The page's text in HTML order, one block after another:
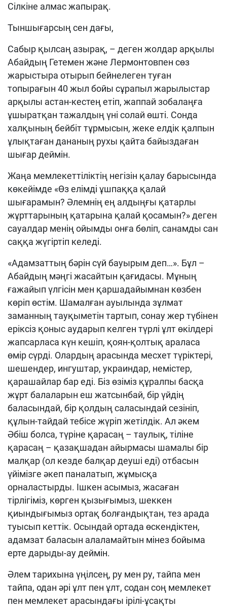
Сілкіне алмас жапырақ.
Тыншығарсың сен дағы,
Сабыр қылсаң азырақ, – деген жолдар арқылы
Абайдың Гетемен және Лермонтовпен сөз
жарыстыра отырып бейнелеген туған
топырағын 40 жыл бойы сұрапыл жарылыстар
арқылы астан-кестең етіп, жаппай зобалаңға
ұшыратқан тажалдың үні солай өшті. Сонда
халқының бейбіт тұрмысын, жеке елдік қалпын
ұлықтаған дананың рухы қайта байыздаған
шығар деймін.
Жаңа мемлекеттіліктің негізін қалау барысында
көкейімде «Өз елімді ұшпаққа қалай
шығарамын? Әлемнің ең алдыңғы қатарлы
жұрттарының қатарына қалай қосамын?» деген
сауалдар менің ойымды онға бөліп, санамды сан
саққа жүгіртіп келеді.
«Адамзаттың бәрін сүй бауырым деп…». Бұл –
Абайдың мәңгі жасайтын қағидасы. Мұның
ғажайып үлгісін мен қаршадайымнан көзбен
көріп өстім. Шамалған ауылында зұлмат
заманның тауқыметін тартып, сонау жер түбінен
еріксіз қоныс аударып келген түрлі ұлт өкілдері
жапсарласа күн кешіп, қоян-қолтық араласа
өмір сүрді. Олардың арасында месхет түріктері,
шешендер, ингуштар, украиндар, немістер,
қарашайлар бар еді. Біз өзіміз құралпы басқа
жұрт балаларын еш жатсынбай, бір үйдің
баласындай, бір қолдың саласындай сезініп,
құлын-тайдай тебісе жүріп жетілдік. Ал әкем
Әбіш болса, түріне қарасаң – таулық, тіліне
қарасаң – қазақшадан айырмасы шамалы бір
малқар (ол кезде балқар деуші еді) отбасын
үйімізге әкеп паналатып, жұмысқа
орналастырды. Ішкен асымыз, жасаған
тірлігіміз, көрген қызығымыз, шеккен
қиындығымыз ортақ болғандықтан, тез арада
туысып кеттік. Осындай ортада өскендіктен,
адамзат баласын алаламайтын мінез бойыма
ерте дарыды-ау деймін.
Әлем тарихына үңілсең, ру мен ру, тайпа мен
тайпа, одан әрі ұлт пен ұлт, содан соң мемлекет
пен мемлекет арасындағы ірілі-ұсақты